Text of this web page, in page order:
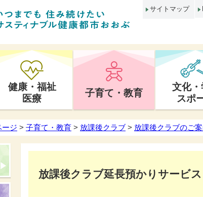
サイトマップ
健康・福祉
医療
子育て・教育
文化
スポ
ージ > 子育て・教育 > 放課後クラブ > 放課後クラブのご
放課後クラブ延長預かりサービス